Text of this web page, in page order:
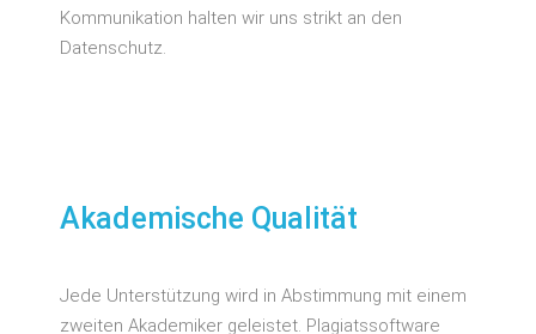
Kommunikation halten wir uns strikt an den
Datenschutz.
Akademische Qualität
Jede Unterstützung wird in Abstimmung mit einem
zweiten Akademiker geleistet. Plagiatssoftware